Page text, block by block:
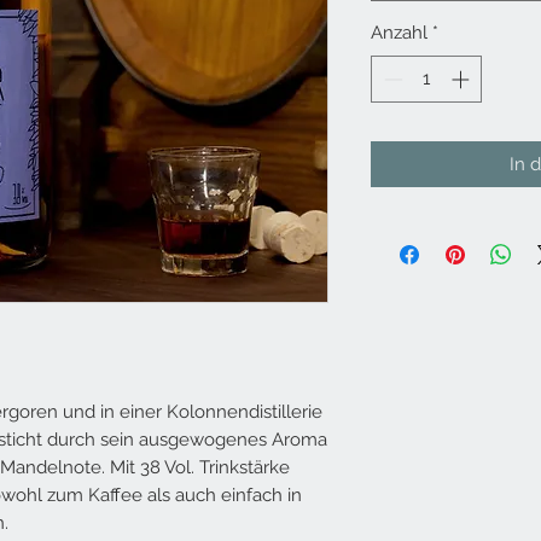
und in einer Kolonnendistillerie
durch sein ausgewogenes Aroma
Mit 38 Vol. Trinkstärke
zum Kaffee als auch einfach in
Anzahl *
In